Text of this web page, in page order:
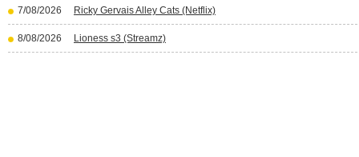
7/08/2026 Ricky Gervais Alley Cats (Netflix)
8/08/2026 Lioness s3 (Streamz)